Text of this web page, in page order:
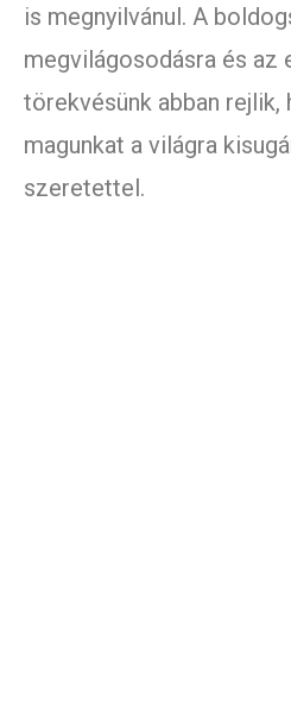
is megnyilvánul. A
megvilágosodásra és az
törekvésünk abban
magunkat a világra
szeretettel.